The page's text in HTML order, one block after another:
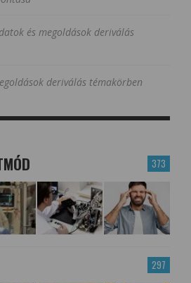
és megoldások deriválás
deriválás témakörben
373
297